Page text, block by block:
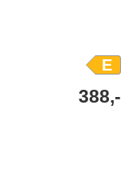
E
388,-